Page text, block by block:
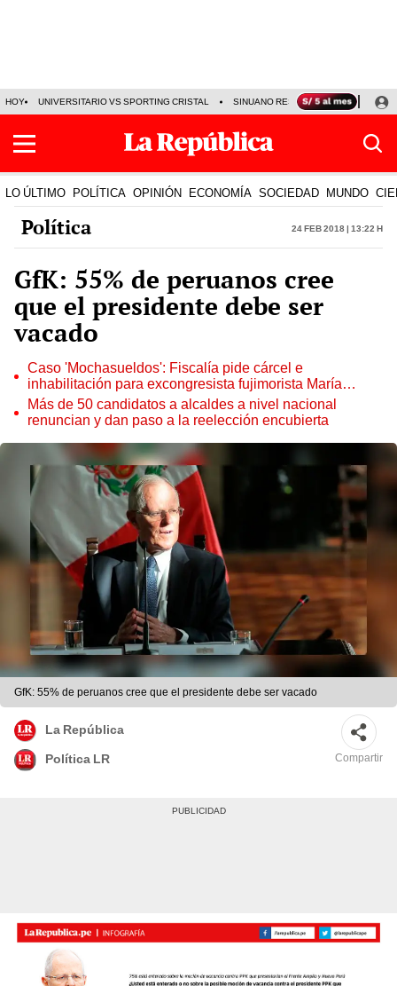
HOY UNIVERSITARIO VS SPORTING CRISTAL SINUANO RESULTADOS HOY
LO ÚLTIMO POLÍTICA OPINIÓN ECONOMÍA SOCIEDAD MUNDO
Política 24 Feb 2018 | 13:22 h
GfK: 55% de peruanos cree
que el presidente debe ser
vacado
Caso 'Mochasueldos': Fiscalía pide cárcel e
inhabilitación para excongresista fujimorista María
Cordero Jon Tay
Más de 50 candidatos a alcaldes a nivel nacional
renuncian y dan paso a la reelección encubierta
GfK: 55% de peruanos cree que el presidente debe ser vacado
La República
Política LR Compartir